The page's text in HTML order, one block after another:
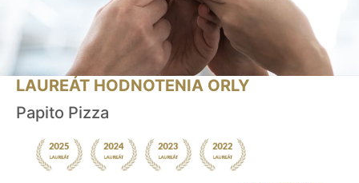
LAUREÁT HODNOTENIA ORLY
Papito Pizza